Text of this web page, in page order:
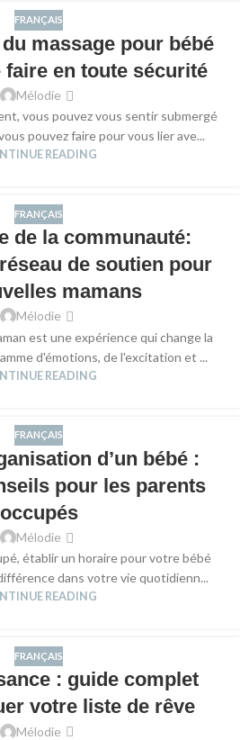
FRANÇAIS
massage pour bébé
faire en toute sécurité
Mélodie
vous pouvez vous sentir submergé
pouvez faire pour vous lier ave...
READING
FRANÇAIS
de la communauté:
de soutien pour
mamans
Mélodie
est une expérience qui change la
d'émotions, de l'excitation et ...
READING
FRANÇAIS
d’un bébé :
pour les parents
occupés
Mélodie
établir un horaire pour votre bébé
dans votre vie quotidienn...
READING
FRANÇAIS
: guide complet
votre liste de rêve
Mélodie